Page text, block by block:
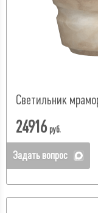
Светильник
24916 руб.
Задать вопрос